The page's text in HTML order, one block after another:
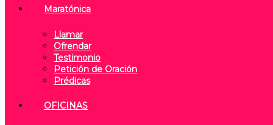
Maratónica
Llamar
Ofrendar
Testimonio
Petición de Oración
Prédicas
OFICINAS